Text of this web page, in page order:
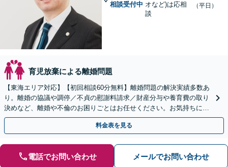
相談受付中 オなど)は応相
談
（平日）
育児放棄による離婚問題
【東海エリア対応】【初回相談60分無料】離婚問題の解決実績多数あ
り。離婚の協議や調停／不貞の慰謝料請求／財産分与や養育費の取り
決めなど、離婚や不倫のお困りごとはお任せください。お気持ちに寄
り添い、ご意向に沿う解決を目指します【Web相談可】
料金表を見る
電話でお問い合わせ メールでお問い合わせ